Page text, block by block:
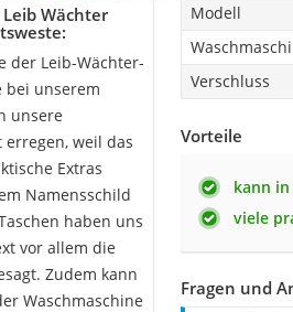
Wächter
der Leib-Wächter-
bei unserem
unsere
weil das
Extras
Namensschild
haben uns
vor allem die
Zudem kann
Waschmaschine
Modell
Verschluss
Vorteile
kann in
viele
Fragen und